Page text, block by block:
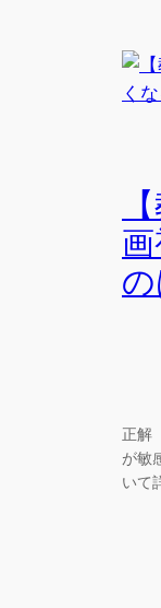
の
正解
が敏
いて